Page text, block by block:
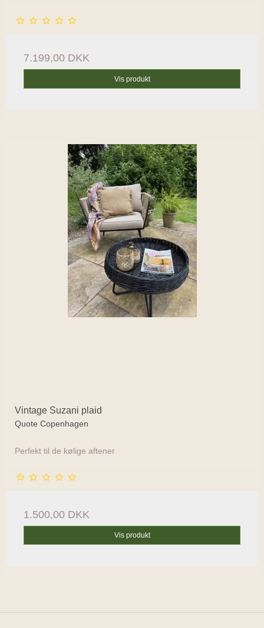
7.199,00 DKK
Vis produkt
Vintage Suzani plaid
Quote Copenhagen
Perfekt til de kølige aftener
1.500,00 DKK
Vis produkt